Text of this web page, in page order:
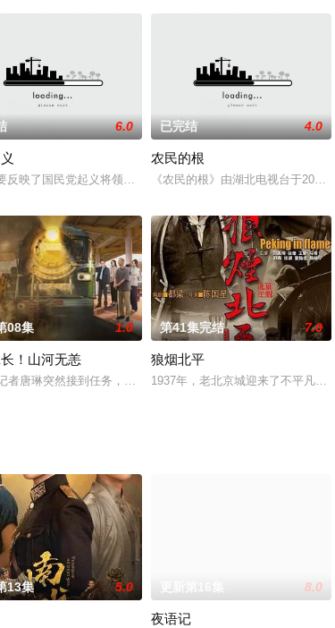
演（李兰迪 饰）拥有了改变容貌的能力。苏橙橙变成大美
6.0
反映了国民党起义将领高树勋将军的戎马生涯
已完结 4.0
农民的根
《农民的根》由湖北电视台于
足够吸引观众眼球。再
十集爆笑短剧。天真充满梦想的老板（本煜 饰）带领着一
08集 1.0
！山河无恙
者唐琳突然接到任务，和自己的师父刘守业陪伴抗美援朝老兵张
第41集完结 7.0
狼烟北平
1937年，老北京城迎来了不平凡的
13集 5.0 8.0
夜语记